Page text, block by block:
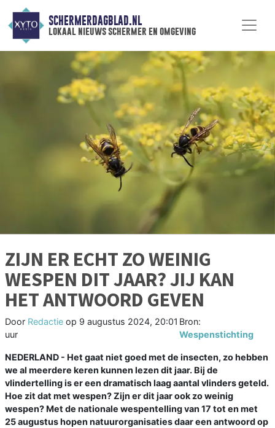
SCHERMERDAGBLAD.NL
lokaal nieuws schermer en omgeving
ZIJN ER ECHT ZO WEINIG
WESPEN DIT JAAR? JIJ KAN
HET ANTWOORD GEVEN
Door Redactie op 9 augustus 2024, 20:01
uur
Bron:
Wespenstichting
NEDERLAND - Het gaat niet goed met de insecten, zo hebben
we al meerdere keren kunnen lezen dit jaar. Bij de
vlindertelling is er een dramatisch laag aantal vlinders geteld.
Hoe zit dat met wespen? Zijn er dit jaar ook zo weinig
wespen? Met de nationale wespentelling van 17 tot en met
25 augustus hopen natuurorganisaties daar een antwoord op